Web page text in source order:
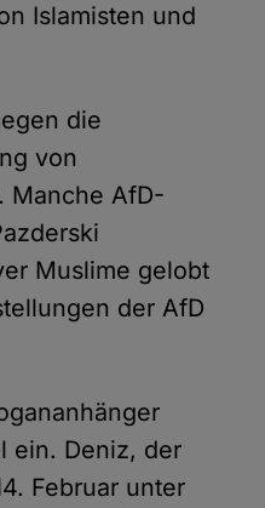
Islamisten und
die
von
Manche AfD-
Muslime gelobt
der AfD
ein. Deniz, der
Februar unter